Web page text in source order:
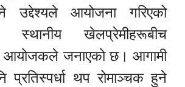
उद्देश्यले आयोजना गरिएको
स्थानीय खेलप्रेमीहरूबीच
आयोजकले जनाएको छ। आगामी
प्रतिस्पर्धा थप रोमाञ्चक हुने